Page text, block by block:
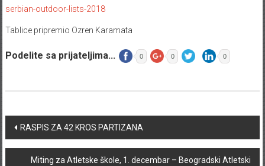
serbian-outdoor-lists-2018
Tablice pripremio Ozren Karamata
Podelite sa prijateljima... 0 0 0
Post navigation
RASPIS ZA 42 KROS PARTIZANA
Miting za Atletske škole, 1. decembar – Beogradski Atletski